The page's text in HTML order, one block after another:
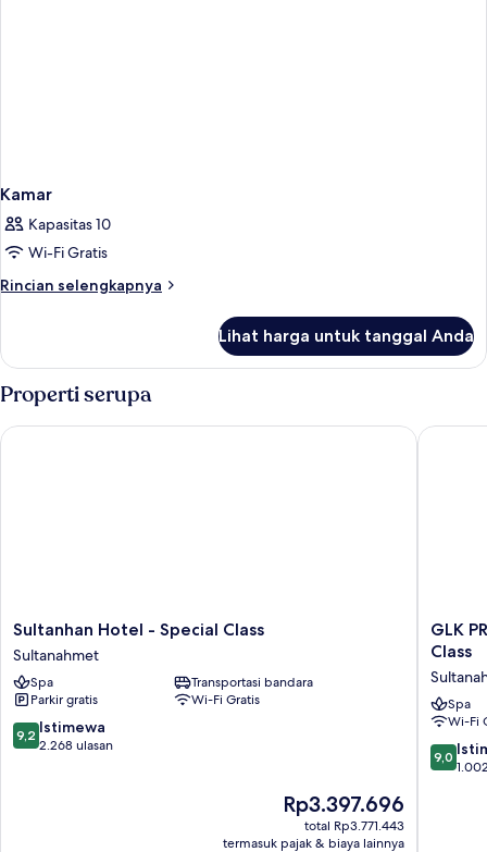
Kamar
Kapasitas 10
Wi-Fi Gratis
Rincian selengkapnya
Rincian
Kamar
Lihat harga untuk tanggal Anda
Properti serupa
Sultanhan
Hotel
-
Special
Class
Sultanahmet
Sultanhan Hotel - Special Class
Sultanahmet
Spa
Transportasi bandara
Parkir gratis
Wi-Fi Gratis
9.2
dari
9,2 Istimewa
2.268 ulasan
Harga
sekarang
Rp3.397.696
Rp3.397.696
total Rp3.771.443
termasuk pajak & biaya lainnya
Sultanhan Hotel - Special Class
GLK
Suites
&
Spa
-
Special
GLK
Class
Spa
Wi-Fi
9.0
dari
9,0
GLK